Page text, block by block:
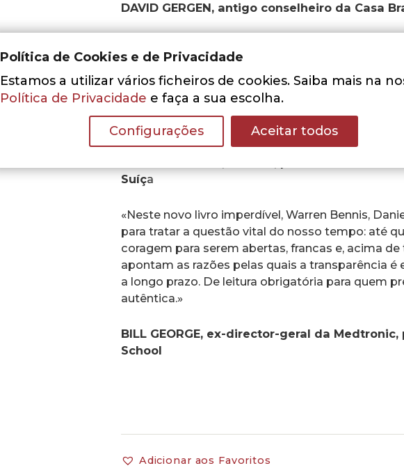
DAVID GERGEN, antigo conselheiro da Casa
«Transparência descreve vividamente o
comunicação aberta e franca num mundo sem
tecnologia da informação e o seu impacto nas
muitos exemplos práticos, os autores realçam a
integridade, sinceridade, coragem e
para um sucesso sustentável num ambiente
DANIEL VASELLA, médico, presidente e
Suíça
«Neste novo livro imperdível, Warren Bennis,
para tratar a questão vital do nosso tempo: até
coragem para serem abertas, francas e, acima
apontam as razões pelas quais a transparência é
a longo prazo. De leitura obrigatória para quem
autêntica.»
BILL GEORGE, ex-director-geral da
School
Adicionar aos Favoritos
Política de Cookies e de Privacidade
Estamos a utilizar vários ficheiros de cookies. Saiba mais na
Política de Privacidade e faça a sua escolha.
Configurações Aceitar todos